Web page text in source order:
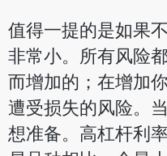
值得一提的是如果
非常小。所有风险
而增加的；在增加
遭受损失的风险。
想准备。高杠杆利